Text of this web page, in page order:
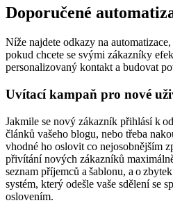
Doporučené
Níže najdete odkazy na
pokud chcete se svými zákazníky
personalizovaný kontakt a budovat
Uvítací kampaň pro nové
Jakmile se nový zákazník přihlásí k
článků vašeho blogu, nebo třeba
vhodné ho oslovit co nejosobnějším
přivítání nových zákazníků
seznam příjemců a šablonu, a o
systém, který odešle vaše sdělení se
oslovením.